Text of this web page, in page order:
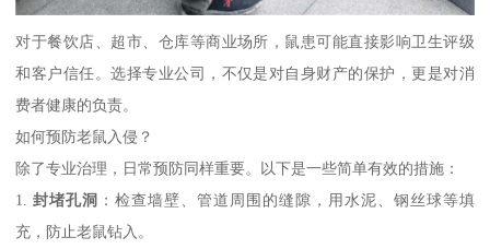
对于餐饮店、超市、仓库等商业场所，鼠患可能直接影响卫生评级
和客户信任。选择专业公司，不仅是对自身财产的保护，更是对消
费者健康的负责。
如何预防老鼠入侵？
除了专业治理，日常预防同样重要。以下是一些简单有效的措施：
1.封堵孔洞 ：检查墙壁、管道周围的缝隙，用水泥、钢丝球等填
充，防止老鼠钻入。